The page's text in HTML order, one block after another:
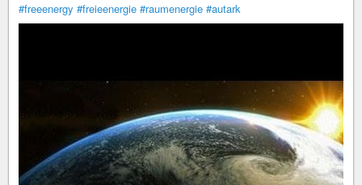
#freeenergy #freieenergie #raumenergie #autark